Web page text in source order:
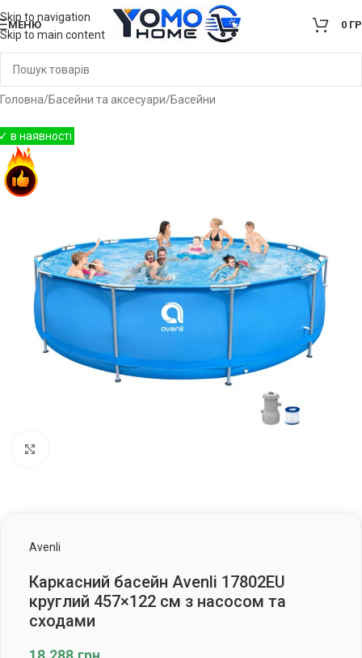
Skip to navigation
Skip to main content
МЕНЮ 0
Головна/Басейни та аксесуари/Басейни
Avenli
Каркасний басейн Avenli 17802EU
круглий 457×122 см з насосом та
сходами